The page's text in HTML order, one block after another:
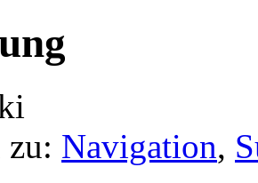
zu: Navigation,